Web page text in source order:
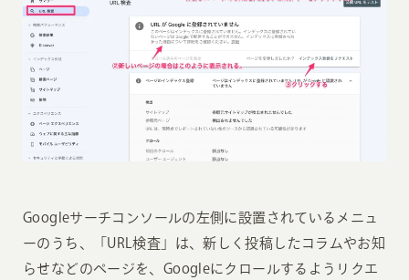
Googleサーチコンソールの左側に設置されているメニュ
ーのうち、「URL検査」は、新しく投稿したコラムやお知
らせなどのページを、Googleにクロールするようリクエ